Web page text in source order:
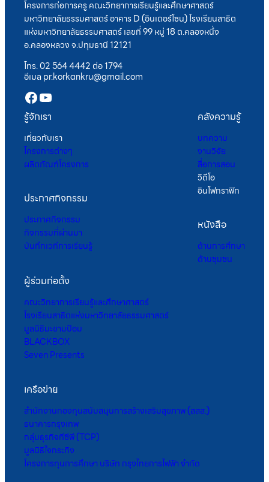
โครงการก่อการครู คณะวิทยาการเรียนรู้และศึกษาศาสตร์
มหาวิทยาลัยธรรมศาสตร์ อาคาร D (อินเตอร์โซน) โรงเรียนสาธิต
แห่งมหาวิทยาลัยธรรมศาสตร์ เลขที่ 99 หมู่ 18 ต.คลองหนึ่ง
อ.คลองหลวง จ.ปทุมธานี 12121
โทร. 02 564 4442 ต่อ 1794
อีเมล pr.korkankru@gmail.com
Facebook
YouTube
รู้จักเรา
เกี่ยวกับเรา
โครงการต่างๆ
ผลิตภัณฑ์โครงการ
ประกาศกิจกรรม
ประกาศกิจกรรม
กิจกรรมที่ผ่านมา
บันทึกเวทีการเรียนรู้
คลังความรู้
บทความ
งานวิจัย
สื่อการสอน
วิดีโอ
อินโฟกราฟิก
หนังสือ
ด้านการศึกษา
ด้านชุมชน
ผู้ร่วมก่อตั้ง
คณะวิทยาการเรียนรู้และศึกษาศาสตร์
โรงเรียนสาธิตแห่งมหาวิทยาลัยธรรมศาสตร์
มูลนิธิมะขามป้อม
BLACKBOX
Seven Presents
เครือข่าย
สำนักงานกองทุนสนับสนุนการสร้างเสริมสุขภาพ (สสส.)
ธนาคารกรุงเทพ
กลุ่มธุรกิจทีซีพี (TCP)
มูลนิธิใจกระทิง
โครงการทุนการศึกษา บริษัท กรุงไทยการไฟฟ้า จำกัด